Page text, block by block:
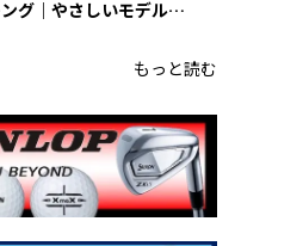
グ｜やさしいモデルの
もっと読む